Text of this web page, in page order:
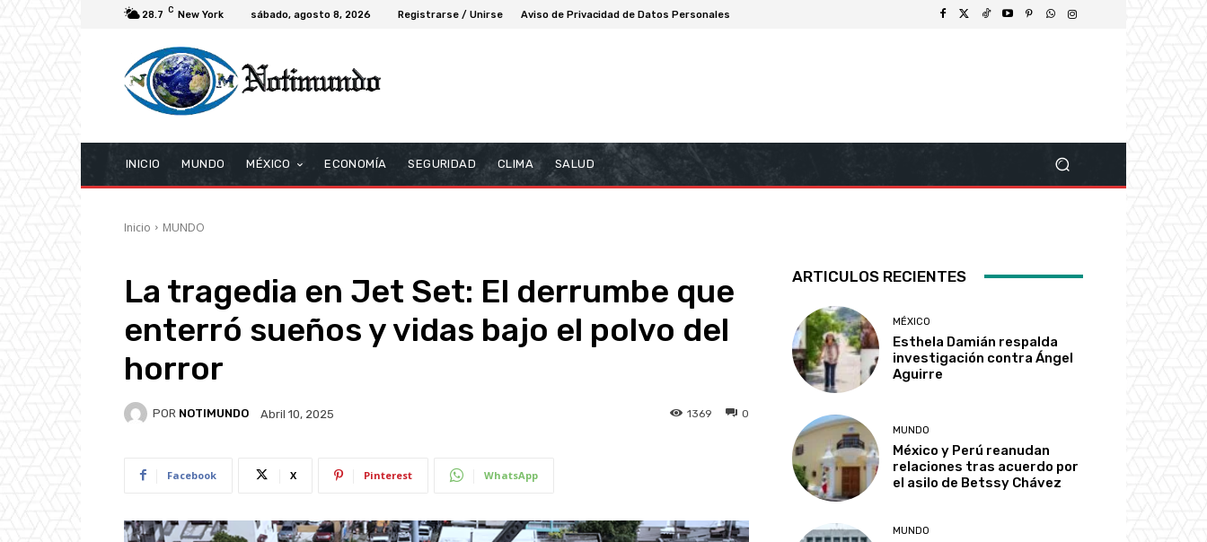
28.7 C New York sábado, agosto 8, 2026 Registrarse / Unirse Aviso de Privacidad de Datos Personales
INICIO MUNDO MÉXICO ECONOMÍA SEGURIDAD CLIMA SALUD
Inicio MUNDO
La tragedia en Jet Set: El derrumbe que
enterró sueños y vidas bajo el polvo del
horror
POR NOTIMUNDO Abril 10, 2025 0
1369
Facebook X Pinterest WhatsApp
ARTICULOS RECIENTES
MÉXICO
Esthela Damián respalda
investigación contra Ángel
Aguirre
MUNDO
México y Perú reanudan
relaciones tras acuerdo por
el asilo de Betssy Chávez
MUNDO